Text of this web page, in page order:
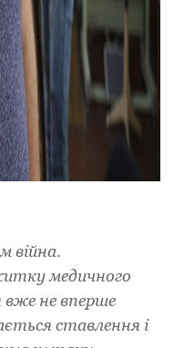
війна.
медичного
вже не вперше
ставлення і